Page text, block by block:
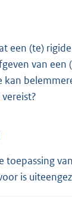
een (te)
van een
kan
toepassing
is